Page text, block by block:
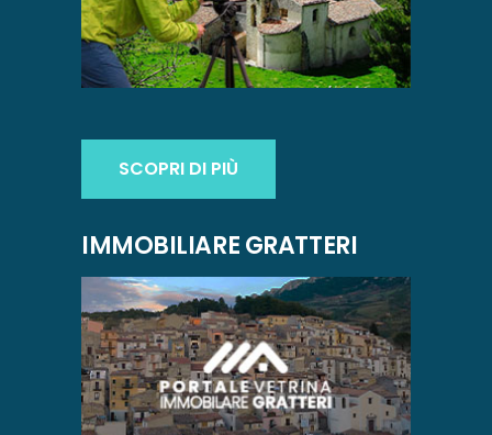
SCOPRI DI PIÙ
IMMOBILIARE GRATTERI